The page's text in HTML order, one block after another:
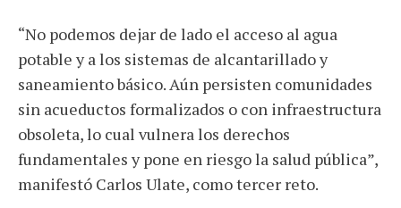
“No podemos dejar de lado el acceso al agua
potable y a los sistemas de alcantarillado y
saneamiento básico. Aún persisten comunidades
sin acueductos formalizados o con infraestructura
obsoleta, lo cual vulnera los derechos
fundamentales y pone en riesgo la salud pública”,
manifestó Carlos Ulate, como tercer reto.